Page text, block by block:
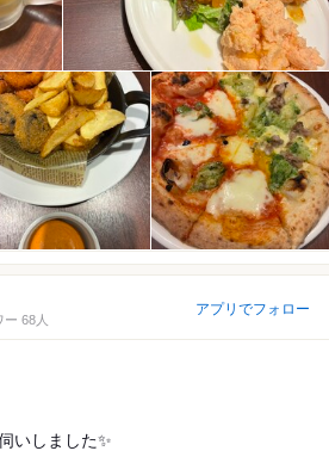
ー 68人
アプリでフォロー
いしました✨